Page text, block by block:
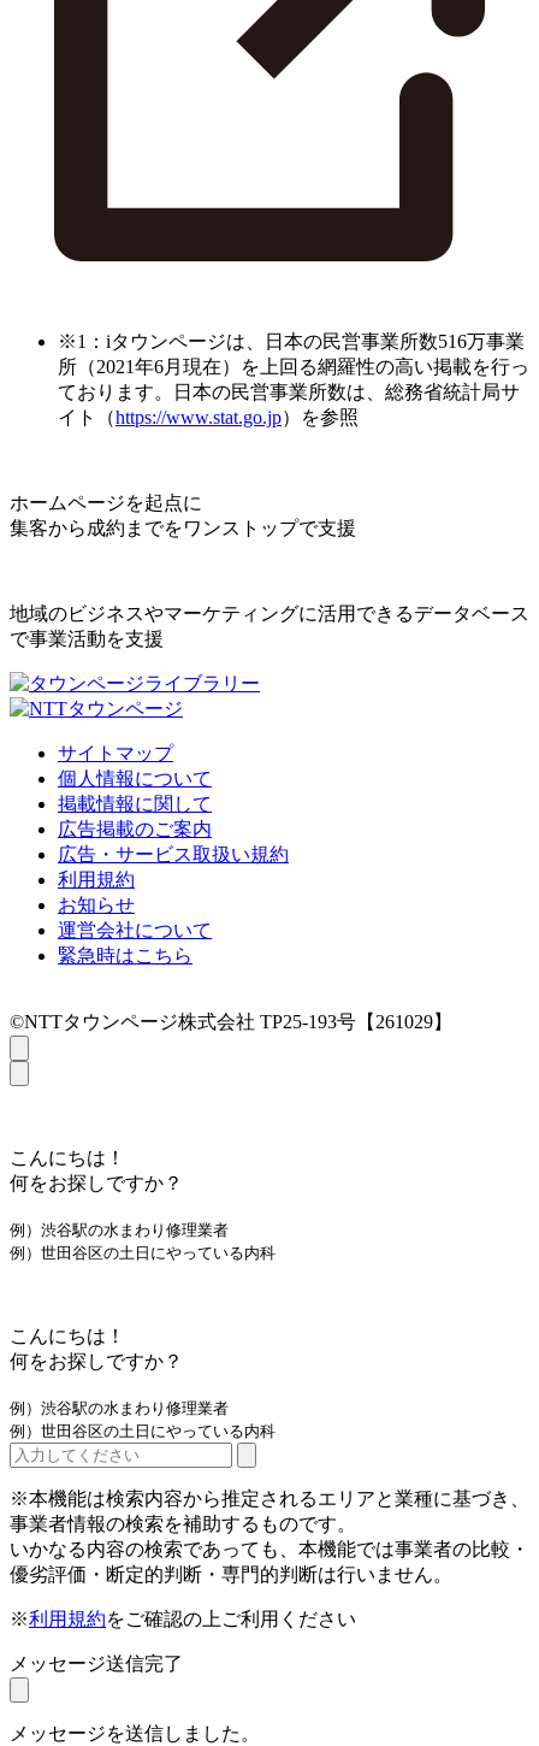
※1：iタウンページは、日本の民営事業所数516万事業
所（2021年6月現在）を上回る網羅性の高い掲載を行っ
ております。日本の民営事業所数は、総務省統計局サ
イト（https://www.stat.go.jp）を参照
ホームページを起点に
集客から成約までをワンストップで支援
地域のビジネスやマーケティングに活用できるデータベース
で事業活動を支援
サイトマップ
個人情報について
掲載情報に関して
広告掲載のご案内
広告・サービス取扱い規約
利用規約
お知らせ
運営会社について
緊急時はこちら
©NTTタウンページ株式会社 TP25-193号【261029】
こんにちは！
何をお探しですか？
例）渋谷駅の水まわり修理業者
例）世田谷区の土日にやっている内科
こんにちは！
何をお探しですか？
例）渋谷駅の水まわり修理業者
例）世田谷区の土日にやっている内科
※本機能は検索内容から推定されるエリアと業種に基づき、
事業者情報の検索を補助するものです。
いかなる内容の検索であっても、本機能では事業者の比較・
優劣評価・断定的判断・専門的判断は行いません。
※利用規約をご確認の上ご利用ください
メッセージ送信完了
メッセージを送信しました。